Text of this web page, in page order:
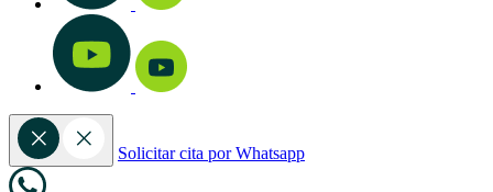
Solicitar cita por Whatsapp